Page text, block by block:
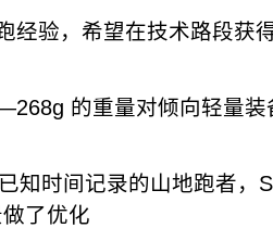
验，希望在技术路段获
的重量对倾向轻量装
时间记录的山地跑者，
了优化